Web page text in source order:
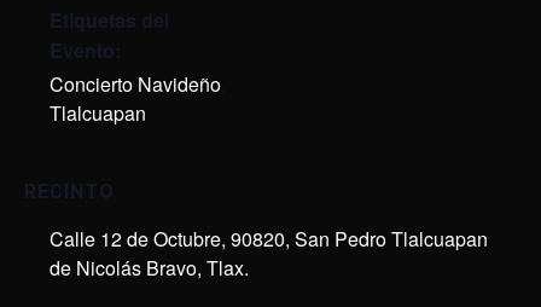
Etiquetas del
Evento:
Concierto Navideño,
Tlalcuapan
RECINTO
Calle 12 de Octubre, 90820, San Pedro Tlalcuapan
de Nicolás Bravo, Tlax.